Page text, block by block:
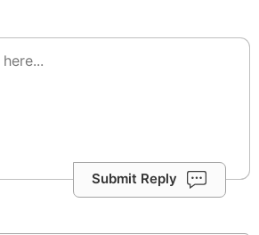
Submit Reply